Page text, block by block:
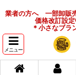
業者の方へ 一部卸販
価格改訂設
＊小さなブラ
メニュー